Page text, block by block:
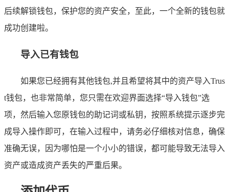
后续解锁钱包，保护您的资产安全，至此，一个全新的钱包就
成功创建啦。
导入已有钱包
如果您已经拥有其他钱包,并且希望将其中的资产导入Trus
t钱包，也非常简单，您只需在欢迎界面选择“导入钱包”选
项，然后输入您原钱包的助记词或私钥，按照系统提示逐步完
成导入操作即可，在输入过程中，请务必仔细核对信息，确保
准确无误，因为哪怕是一个小小的错误，都可能导致无法导入
资产或造成资产丢失的严重后果。